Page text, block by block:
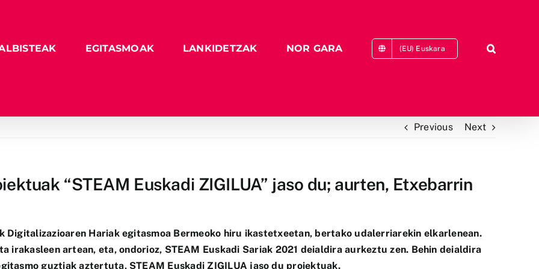
EGITASMOAK LANKIDETZAK NOR GARA (EU) Euskara
Previous Next
“STEAM Euskadi ZIGILUA” jaso du; aurten, Etxebarrin
Digitalizazioaren Hariak egitasmoa Bermeoko hiru ikastetxeetan, bertako udalerriarekin elkarlenean.
irakasleen artean, eta, ondorioz, STEAM Euskadi Sariak 2021 deialdira aurkeztu zen. Behin deialdira
guztiak aztertuta, STEAM Euskadi ZIGILUA jaso du proiektuak.